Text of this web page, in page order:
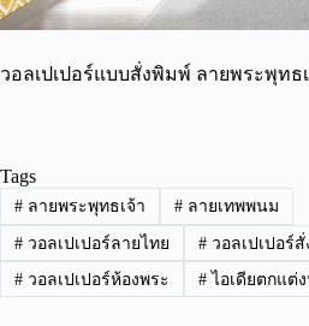
วอลเปเปอร์แบบสั่งพิมพ์ ลายพระพุทธ
Tags
#ลายพระพุทธเจ้า #ลายเทพพนม
#วอลเปเปอร์ลายไทย #วอลเปเปอร์
#วอลเปเปอร์ห้องพระ #ไอเดียตกแต่ง